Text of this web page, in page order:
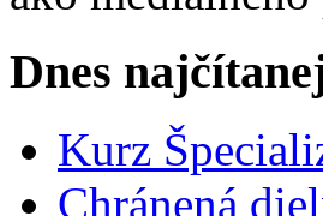
Dnes
Kurz
Chránená